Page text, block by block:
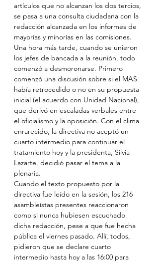
artículos que no alcanzan los dos tercios,
se pasa a una consulta ciudadana con la
redacción alcanzada en los informes de
mayorías y minorías en las comisiones.
Una hora más tarde, cuando se unieron
los jefes de bancada a la reunión, todo
comenzó a desmoronarse. Primero
comenzó una discusión sobre si el MAS
había retrocedido o no en su propuesta
inicial (el acuerdo con Unidad Nacional),
que derivó en escaladas verbales entre
el oficialismo y la oposición. Con el clima
enrarecido, la directiva no aceptó un
cuarto intermedio para continuar el
tratamiento hoy y la presidenta, Silvia
Lazarte, decidió pasar el tema a la
plenaria.
Cuando el texto propuesto por la
directiva fue leído en la sesión, los 216
asambleístas presentes reaccionaron
como si nunca hubiesen escuchado
dicha redacción, pese a que fue hecha
pública el viernes pasado. Allí, todos,
pidieron que se declare cuarto
intermedio hasta hoy a las 16:00 para